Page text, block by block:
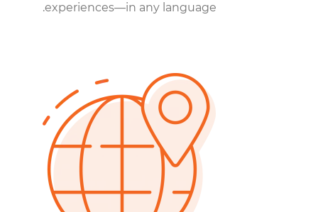
experiences—in any language.